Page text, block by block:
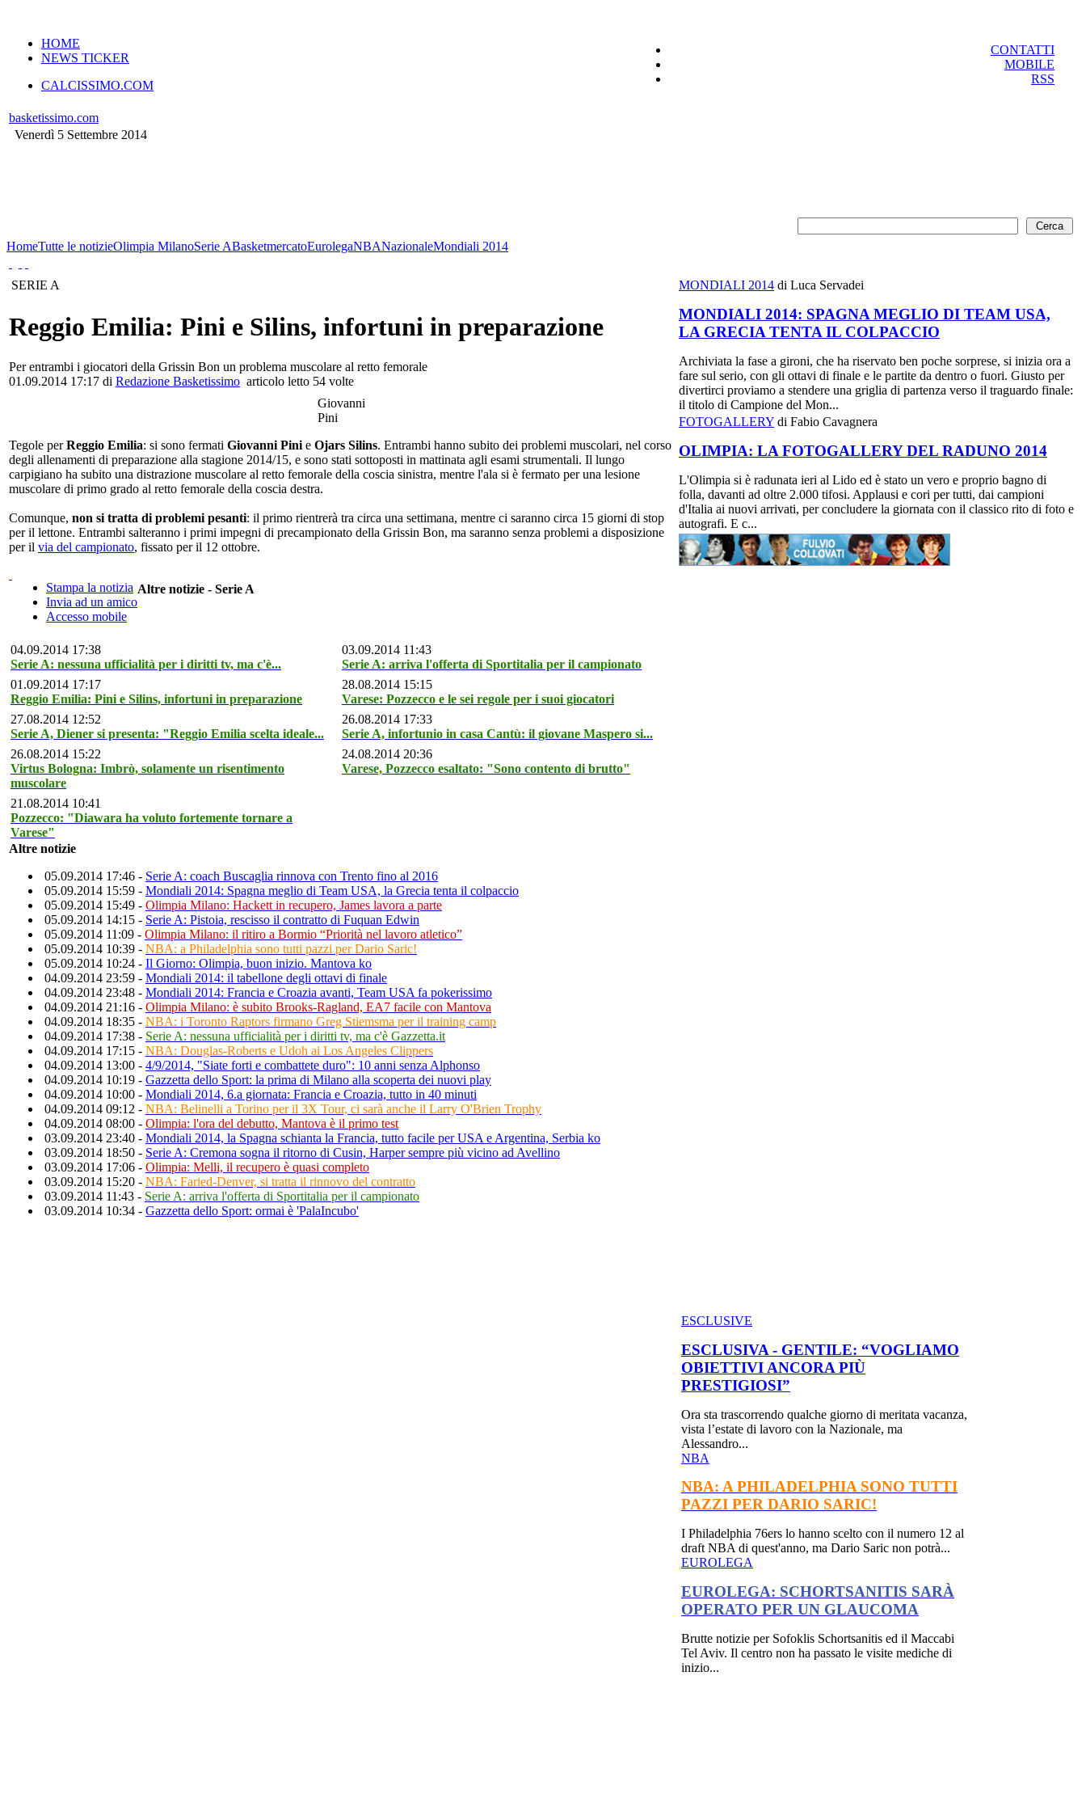
HOME
NEWS TICKER
CALCISSIMO.COM
CONTATTI
MOBILE
RSS
basketissimo.com
Venerdì 5 Settembre 2014
HomeTutte le notizieOlimpia MilanoSerie ABasketmercatoEurolegaNBANazionaleMondiali 2014
SERIE A
Reggio Emilia: Pini e Silins, infortuni in preparazione
Per entrambi i giocatori della Grissin Bon un problema muscolare al retto femorale
01.09.2014 17:17 di Redazione Basketissimo articolo letto 54 volte
Giovanni
Pini
Tegole perReggio Emilia: si sono fermati Giovanni Pini e Ojars Silins. Entrambi hanno subito dei problemi muscolari, nel corso
degli allenamenti di preparazione alla stagione 2014/15, e sono stati sottoposti in mattinata agli esami strumentali. Il lungo
carpigiano ha subito una distrazione muscolare al retto femorale della coscia sinistra, mentre l'ala si è fermato per una lesione
muscolare di primo grado al retto femorale della coscia destra.
Comunque, non si tratta di problemi pesanti: il primo rientrerà tra circa una settimana, mentre ci saranno circa 15 giorni di stop
per il lettone. Entrambi salteranno i primi impegni di precampionato della Grissin Bon, ma saranno senza problemi a disposizione
per il via del campionato, fissato per il 12 ottobre.
Stampa la notizia
Invia ad un amico
Accesso mobile
Altre notizie - Serie A
04.09.2014 17:38
Serie A: nessuna ufficialità per i diritti tv, ma c'è...
03.09.2014 11:43
Serie A: arriva l'offerta di Sportitalia per il campionato
01.09.2014 17:17
Reggio Emilia: Pini e Silins, infortuni in preparazione
28.08.2014 15:15
Varese: Pozzecco e le sei regole per i suoi giocatori
27.08.2014 12:52
Serie A, Diener si presenta: "Reggio Emilia scelta ideale...
26.08.2014 17:33
Serie A, infortunio in casa Cantù: il giovane Maspero si...
26.08.2014 15:22
Virtus Bologna: Imbrò, solamente un risentimento
muscolare
24.08.2014 20:36
Varese, Pozzecco esaltato: "Sono contento di brutto"
21.08.2014 10:41
Pozzecco: "Diawara ha voluto fortemente tornare a
Varese"
Altre notizie
05.09.2014 17:46 - Serie A: coach Buscaglia rinnova con Trento fino al 2016
05.09.2014 15:59 - Mondiali 2014: Spagna meglio di Team USA, la Grecia tenta il colpaccio
05.09.2014 15:49 - Olimpia Milano: Hackett in recupero, James lavora a parte
05.09.2014 14:15 - Serie A: Pistoia, rescisso il contratto di Fuquan Edwin
05.09.2014 11:09 - Olimpia Milano: il ritiro a Bormio “Priorità nel lavoro atletico”
05.09.2014 10:39 - NBA: a Philadelphia sono tutti pazzi per Dario Saric!
05.09.2014 10:24 - Il Giorno: Olimpia, buon inizio. Mantova ko
04.09.2014 23:59 - Mondiali 2014: il tabellone degli ottavi di finale
04.09.2014 23:48 - Mondiali 2014: Francia e Croazia avanti, Team USA fa pokerissimo
04.09.2014 21:16 - Olimpia Milano: è subito Brooks-Ragland, EA7 facile con Mantova
04.09.2014 18:35 - NBA: i Toronto Raptors firmano Greg Stiemsma per il training camp
04.09.2014 17:38 - Serie A: nessuna ufficialità per i diritti tv, ma c'è Gazzetta.it
04.09.2014 17:15 - NBA: Douglas-Roberts e Udoh ai Los Angeles Clippers
04.09.2014 13:00 - 4/9/2014, "Siate forti e combattete duro": 10 anni senza Alphonso
04.09.2014 10:19 - Gazzetta dello Sport: la prima di Milano alla scoperta dei nuovi play
04.09.2014 10:00 - Mondiali 2014, 6.a giornata: Francia e Croazia, tutto in 40 minuti
04.09.2014 09:12 - NBA: Belinelli a Torino per il 3X Tour, ci sarà anche il Larry O'Brien Trophy
04.09.2014 08:00 - Olimpia: l'ora del debutto, Mantova è il primo test
03.09.2014 23:40 - Mondiali 2014, la Spagna schianta la Francia, tutto facile per USA e Argentina, Serbia ko
03.09.2014 18:50 - Serie A: Cremona sogna il ritorno di Cusin, Harper sempre più vicino ad Avellino
03.09.2014 17:06 - Olimpia: Melli, il recupero è quasi completo
03.09.2014 15:20 - NBA: Faried-Denver, si tratta il rinnovo del contratto
03.09.2014 11:43 - Serie A: arriva l'offerta di Sportitalia per il campionato
03.09.2014 10:34 - Gazzetta dello Sport: ormai è 'PalaIncubo'
MONDIALI 2014 di Luca Servadei
MONDIALI 2014: SPAGNA MEGLIO DI TEAM USA,
LA GRECIA TENTA IL COLPACCIO
Archiviata la fase a gironi, che ha riservato ben poche sorprese, si inizia ora a
fare sul serio, con gli ottavi di finale e le partite da dentro o fuori. Giusto per
divertirci proviamo a stendere una griglia di partenza verso il traguardo finale:
il titolo di Campione del Mon...
FOTOGALLERY di Fabio Cavagnera
OLIMPIA: LA FOTOGALLERY DEL RADUNO 2014
L'Olimpia si è radunata ieri al Lido ed è stato un vero e proprio bagno di
folla, davanti ad oltre 2.000 tifosi. Applausi e cori per tutti, dai campioni
d'Italia ai nuovi arrivati, per concludere la giornata con il classico rito di foto e
autografi. E c...
ESCLUSIVE
ESCLUSIVA - GENTILE: “VOGLIAMO
OBIETTIVI ANCORA PIÙ
PRESTIGIOSI”
Ora sta trascorrendo qualche giorno di meritata vacanza,
vista l’estate di lavoro con la Nazionale, ma
Alessandro...
NBA
NBA: A PHILADELPHIA SONO TUTTI
PAZZI PER DARIO SARIC!
I Philadelphia 76ers lo hanno scelto con il numero 12 al
draft NBA di quest'anno, ma Dario Saric non potrà...
EUROLEGA
EUROLEGA: SCHORTSANITIS SARÀ
OPERATO PER UN GLAUCOMA
Brutte notizie per Sofoklis Schortsanitis ed il Maccabi
Tel Aviv. Il centro non ha passato le visite mediche di
inizio...